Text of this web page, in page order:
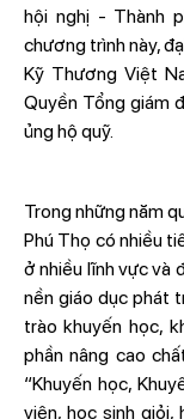
hội nghị - Thành
chương trình này,
Kỹ Thương Việt
Quyền Tổng giám
ủng hộ quỹ.
Trong những năm
Phú Thọ có nhiều
ở nhiều lĩnh vực và
nền giáo dục phát
trào khuyến học,
phần nâng cao
“Khuyến học,
viên, học sinh giỏi,